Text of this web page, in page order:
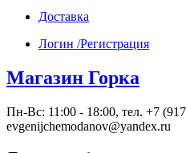
Доставка
Логин /Регистрация
Магазин Горка
Пн-Вс: 11:00 - 18:00, тел. +7
evgenijchemodanov@yandex.ru